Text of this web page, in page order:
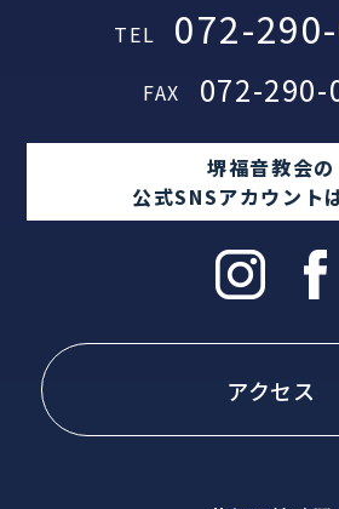
TEL 072-
FAX 072-290-
堺福音教会の
公式SNSアカウント
アクセス